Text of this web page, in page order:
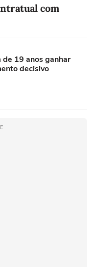
com
de 19 anos ganhar
decisivo